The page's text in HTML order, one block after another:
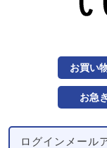
お買い
お急
ログインメール